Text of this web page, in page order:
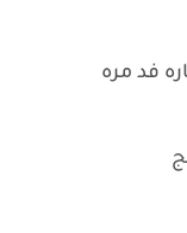
فد مره